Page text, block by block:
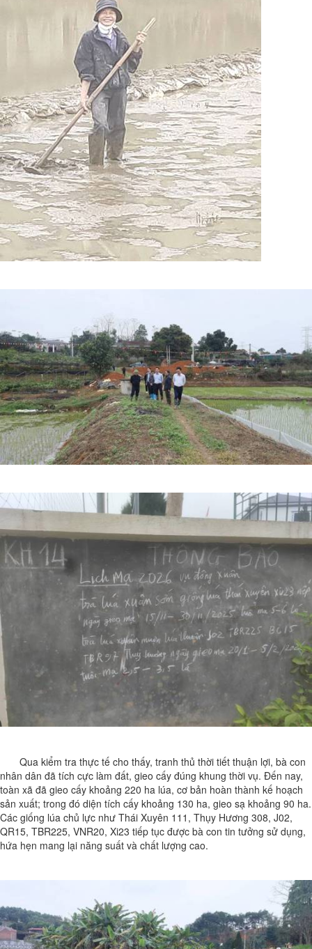
Qua kiểm tra thực tế cho thấy, tranh thủ thời tiết thuận lợi, bà con
nhân dân đã tích cực làm đất, gieo cấy đúng khung thời vụ. Đến nay,
toàn xã đã gieo cấy khoảng 220 ha lúa, cơ bản hoàn thành kế hoạch
sản xuất; trong đó diện tích cấy khoảng 130 ha, gieo sạ khoảng 90 ha.
Các giống lúa chủ lực như Thái Xuyên 111, Thụy Hương 308, J02,
QR15, TBR225, VNR20, Xi23 tiếp tục được bà con tin tưởng sử dụng,
hứa hẹn mang lại năng suất và chất lượng cao.